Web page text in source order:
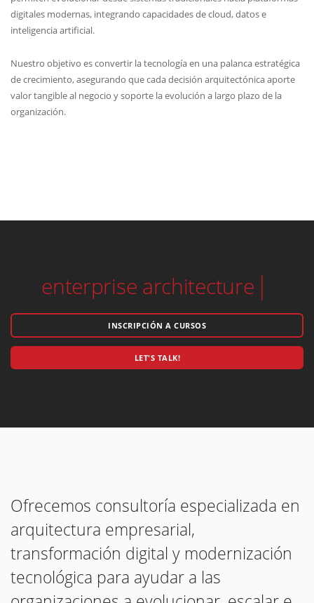
digitales modernas, integrando capacidades de cloud, datos e
inteligencia artificial.
Nuestro objetivo es convertir la tecnología en una palanca estratégica
de crecimiento, asegurando que cada decisión arquitectónica aporte
valor tangible al negocio y soporte la evolución a largo plazo de la
organización.
solution
INSCRIPCIÓN A CURSOS
LET'S TALK!
Ofrecemos consultoría especializada en
arquitectura empresarial,
transformación digital y modernización
tecnológica para ayudar a las